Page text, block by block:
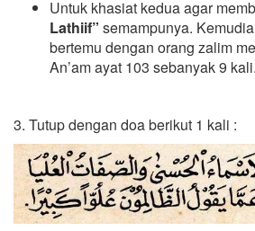
Untuk khasiat kedua agar
Lathiif” semampunya.
bertemu dengan orang zalim
An’am ayat 103 sebanyak 9 kali.
3. Tutup dengan doa berikut 1 kali :